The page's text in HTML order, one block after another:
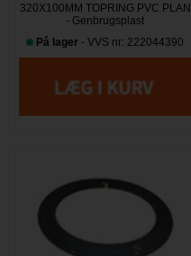
320X100MM TOPRING PVC PLAN
- Genbrugsplast
På lager - VVS nr: 222044390